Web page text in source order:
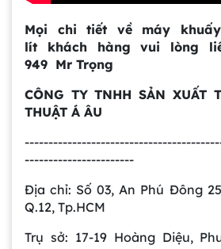
Mọi chi tiết về máy
lít khách hàng vui lòng
949 Mr Trọng
CÔNG TY TNHH SẢN XUẤT
THUẬT Á ÂU
-----------------------
Địa chỉ: Số 03, An Phú Đông
Q.12, Tp.HCM
Trụ sở: 17-19 Hoàng Diệu,
Bồn khuấy công
tạo và cách chọn mua
Bồn Khuấy Phụ Gia Sơn
Cho Ngành Sơn Phủ
Dự án máy khuấy trộn
Bồn khuấy thực phẩm
Trong ngành chế